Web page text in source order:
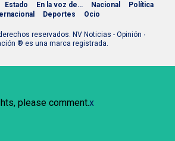
Estado En la voz de… Nacional
Política
Deportes Ocio
reservados. NV Noticias - Opinión ∙
® es una marca registrada.
please comment.x